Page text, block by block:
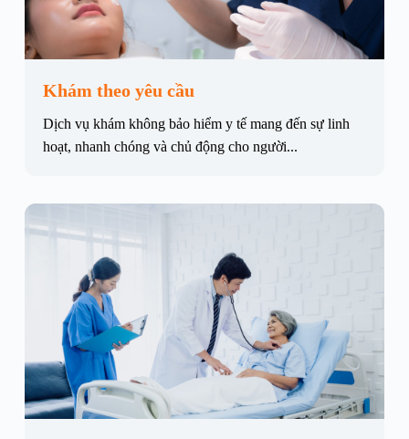
Khám theo yêu cầu
Dịch vụ khám không bảo hiểm y tế mang đến sự linh
hoạt, nhanh chóng và chủ động cho người...